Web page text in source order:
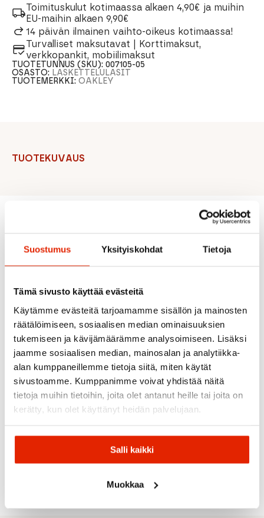
Suostumus Yksityiskohdat Tietoja
Tämä sivusto käyttää evästeitä
Käytämme evästeitä tarjoamamme sisällön ja mainosten
räätälöimiseen, sosiaalisen median ominaisuuksien
tukemiseen ja kävijämäärämme analysoimiseen. Lisäksi
jaamme sosiaalisen median, mainosalan ja analytiikka-
alan kumppaneillemme tietoja siitä, miten käytät
sivustoamme. Kumppanimme voivat yhdistää näitä
tietoja muihin tietoihin, joita olet antanut heille tai joita on
kerätty, kun olet käyttänyt heidän palvelujaan.
Salli kaikki
Muokkaa
Toimituskulut kotimaassa alkaen 4,90€ ja muihin
EU-maihin alkaen 9,90€
14 päivän ilmainen vaihto-oikeus kotimaassa!
Turvalliset maksutavat | Korttimaksut,
verkkopankit, mobiilimaksut
TUOTETUNNUS (SKU):007105-05
OSASTO: LASKETTELULASIT
TUOTEMERKKI:OAKLEY
TUOTEKUVAUS
Oakley
209,00€
Oakley
Flight
Deck L
Matte
Black -
Snow
89,00€
Salomon
Photo
Laskettelulasit
Salomon
160,00€
Alkuperäinen
oli:
139,00€
Nykyinen
on:
Salomon
Sentry Pro
Laskettelulasit
EBONY
50,00€
Alkuperäinen
Nykyinen
Salomon Lumi
Laskettelulasit
Salomon
155,00€
Nykyinen